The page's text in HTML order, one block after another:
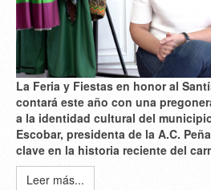
La Feria y Fiestas en honor al
contará este año con una
a la identidad cultural del
Escobar, presidenta de la A.C.
clave en la historia reciente del
Leer más...